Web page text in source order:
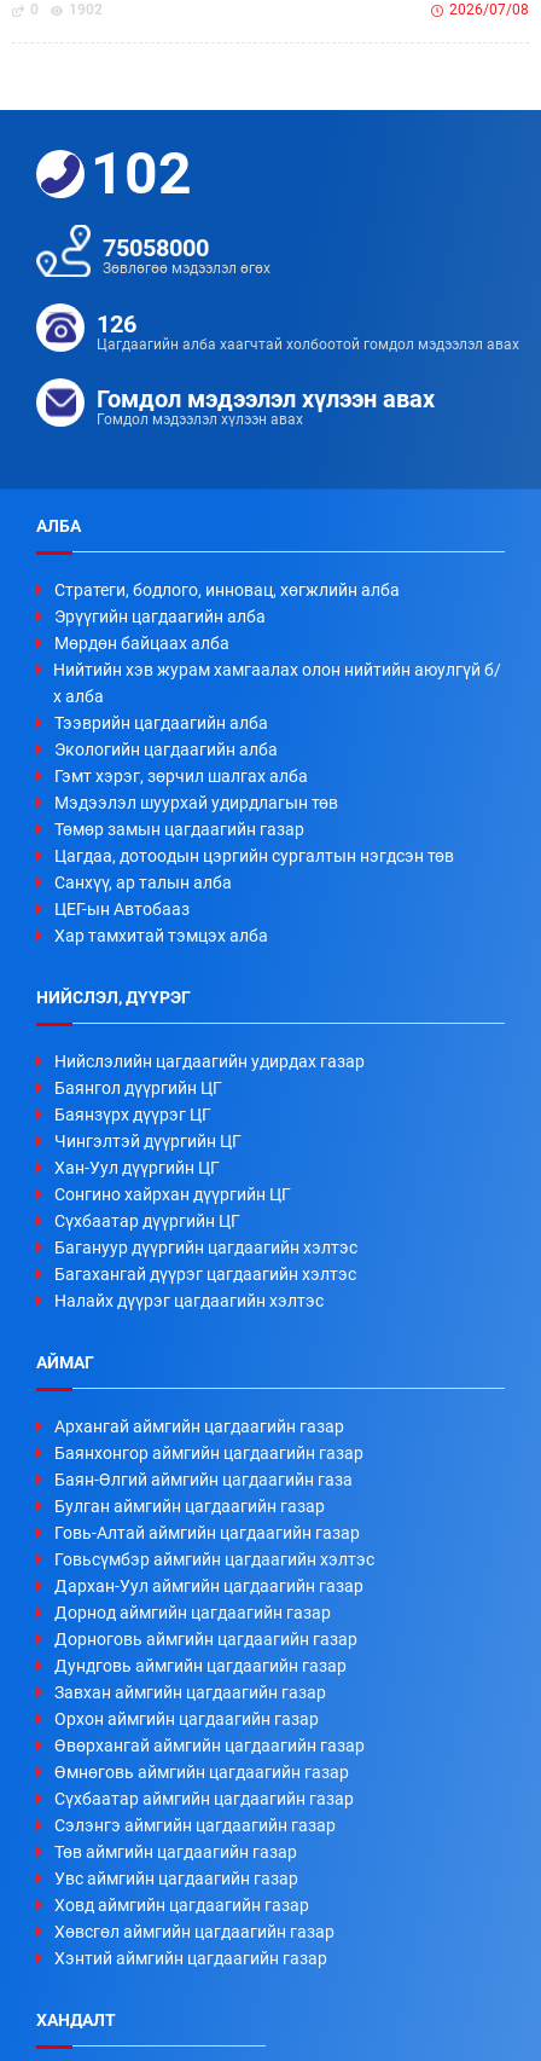
0 1902 2026/07/08
102
75058000
Зөвлөгөө мэдээлэл өгөх
126
Цагдаагийн алба хаагчтай холбоотой гомдол мэдээлэл авах
Гомдол мэдээлэл хүлээн авах
Гомдол мэдээлэл хүлээн авах
АЛБА
Стратеги, бодлого, инновац, хөгжлийн алба
Эрүүгийн цагдаагийн алба
Мөрдөн байцаах алба
Нийтийн хэв журам хамгаалах олон нийтийн аюулгүй б/
х алба
Тээврийн цагдаагийн алба
Экологийн цагдаагийн алба
Гэмт хэрэг, зөрчил шалгах алба
Мэдээлэл шуурхай удирдлагын төв
Төмөр замын цагдаагийн газар
Цагдаа, дотоодын цэргийн сургалтын нэгдсэн төв
Санхүү, ар талын алба
ЦЕГ-ын Автобааз
Хар тамхитай тэмцэх алба
НИЙСЛЭЛ, ДҮҮРЭГ
Нийслэлийн цагдаагийн удирдах газар
Баянгол дүүргийн ЦГ
Баянзүрх дүүрэг ЦГ
Чингэлтэй дүүргийн ЦГ
Хан-Уул дүүргийн ЦГ
Сонгино хайрхан дүүргийн ЦГ
Сүхбаатар дүүргийн ЦГ
Багануур дүүргийн цагдаагийн хэлтэс
Багахангай дүүрэг цагдаагийн хэлтэс
Налайх дүүрэг цагдаагийн хэлтэс
АЙМАГ
Архангай аймгийн цагдаагийн газар
Баянхонгор аймгийн цагдаагийн газар
Баян-Өлгий аймгийн цагдаагийн газа
Булган аймгийн цагдаагийн газар
Говь-Алтай аймгийн цагдаагийн газар
Говьсүмбэр аймгийн цагдаагийн хэлтэс
Дархан-Уул аймгийн цагдаагийн газар
Дорнод аймгийн цагдаагийн газар
Дорноговь аймгийн цагдаагийн газар
Дундговь аймгийн цагдаагийн газар
Завхан аймгийн цагдаагийн газар
Орхон аймгийн цагдаагийн газар
Өвөрхангай аймгийн цагдаагийн газар
Өмнөговь аймгийн цагдаагийн газар
Сүхбаатар аймгийн цагдаагийн газар
Сэлэнгэ аймгийн цагдаагийн газар
Төв аймгийн цагдаагийн газар
Увс аймгийн цагдаагийн газар
Ховд аймгийн цагдаагийн газар
Хөвсгөл аймгийн цагдаагийн газар
Хэнтий аймгийн цагдаагийн газар
ХАНДАЛТ